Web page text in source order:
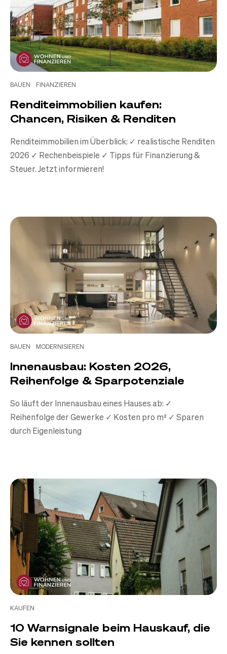
BAUEN FINANZIEREN
Renditeimmobilien kaufen:
Chancen, Risiken & Renditen
Renditeimmobilien im Überblick: ✓ realistische Renditen
2026 ✓ Rechenbeispiele ✓ Tipps für Finanzierung &
Steuer. Jetzt informieren!
BAUEN MODERNISIEREN
Innenausbau: Kosten 2026,
Reihenfolge & Sparpotenziale
So läuft der Innenausbau eines Hauses ab: ✓
Reihenfolge der Gewerke ✓ Kosten pro m² ✓ Sparen
durch Eigenleistung
KAUFEN
10 Warnsignale beim Hauskauf, die
Sie kennen sollten